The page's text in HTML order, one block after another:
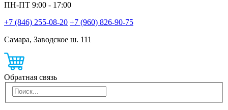
ПН-ПТ 9:00 - 17:00
+7 (846) 255-08-20 +7 (960) 826-90-75
Самара, Заводское ш. 111
Обратная связь